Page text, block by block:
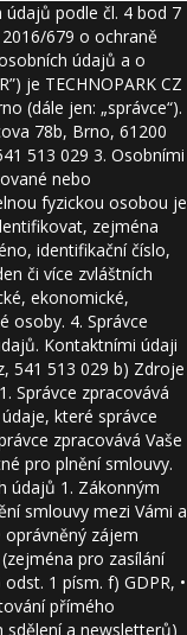
údajů podle čl. 4 bod 7
679 o ochraně
údajů a o
je TECHNOPARK CZ
(dále jen: „správce“).
78b, Brno, 61200
513 029 3. Osobními
nebo
fyzickou osobou je
zejména
identifikační číslo,
či více zvláštních
ekonomické,
osoby. 4. Správce
Kontaktními údaji
541 513 029 b) Zdroje
Správce zpracovává
které správce
zpracovává Vaše
pro plnění smlouvy.
údajů 1. Zákonným
smlouvy mezi Vámi a
oprávněný zájem
pro zasílání
1 písm. f) GDPR, •
přímého
sdělení a newsletterů)